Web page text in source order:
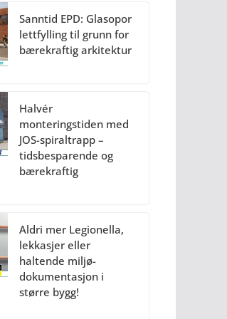
Sanntid EPD: Glasopor
lettfylling til grunn for
bærekraftig arkitektur
Halvér
monteringstiden med
JOS-spiraltrapp –
tidsbesparende og
bærekraftig
Aldri mer Legionella,
lekkasjer eller
haltende miljø-
dokumentasjon i
større bygg!